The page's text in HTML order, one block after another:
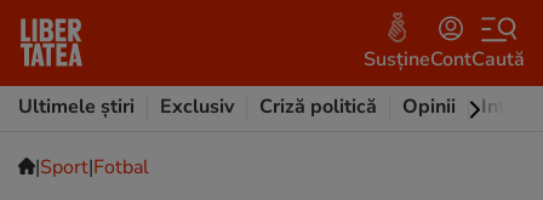
SusțineContCaută
Ultimele știri
Exclusiv Criză politică Opinii
|Sport|Fotbal